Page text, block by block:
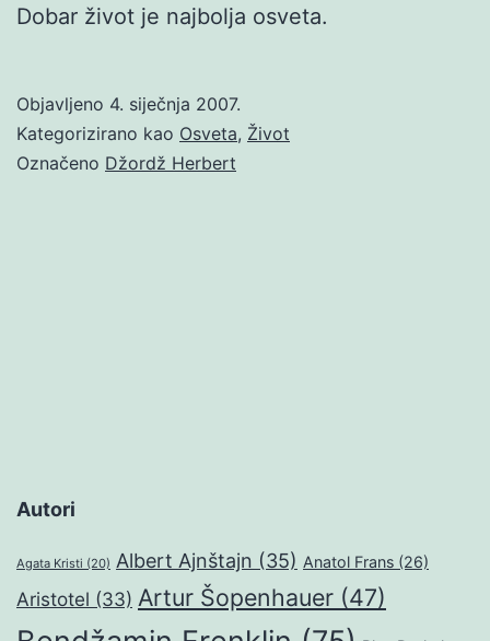
Dobar život je najbolja osveta.
Objavljeno 4. siječnja 2007.
Kategorizirano kao Osveta, Život
Označeno Džordž Herbert
Autori
Agata Kristi (20) Albert Ajnštajn (35) Anatol Frans (26)
Aristotel (33) Artur Šopenhauer (47)